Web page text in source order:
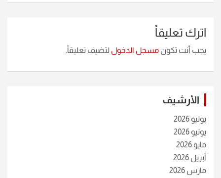
اترك تعليقاً
يجب أنت تكون مسجل الدخول لتضيف تعليقاً.
الأرشيف
يوليو 2026
يونيو 2026
مايو 2026
أبريل 2026
مارس 2026